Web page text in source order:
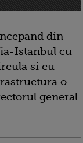
din
Istanbul cu
si cu
o
general